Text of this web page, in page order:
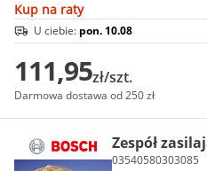
Kup na raty
U ciebie: pon. 10.08
111,95zł/szt.
Darmowa dostawa od 250 zł
Zespół
03540580303085